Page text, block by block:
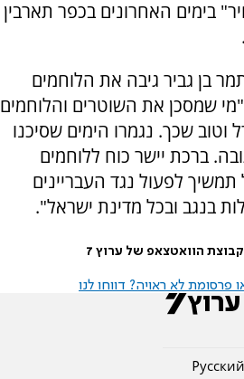
בימים האחרונים בכפר תארבין
בן גביר גיבה את הלוחמים
שמסכן את השוטרים והלוחמים
וטוב שכך. נגמרו הימים שסיכנו
ברכת יישר כוח ללוחמים
לפעול נגד העבריינים
בנגב ובכל מדינת ישראל".
הוואטצאפ של ערוץ 7
לא ראויה? דווחו לנו
Pусский